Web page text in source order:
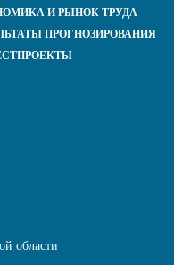
И РЫНОК ТРУДА
ПРОГНОЗИРОВАНИЯ
области